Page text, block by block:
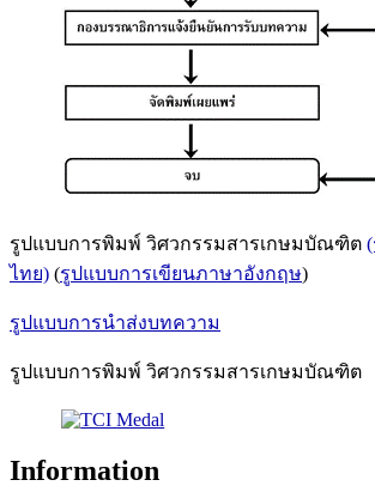
รูปแบบการพิมพ์ วิศวกรรมสารเกษมบัณฑิต
ไทย) (รูปแบบการเขียนภาษาอังกฤษ)
รูปแบบการนำส่งบทความ
รูปแบบการพิมพ์ วิศวกรรมสารเกษมบัณฑิต
Information